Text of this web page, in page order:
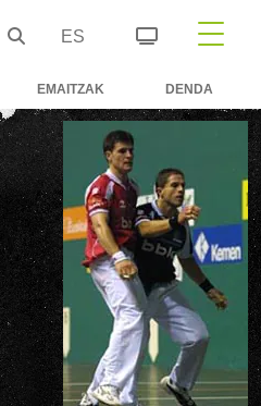
ES
EMAITZAK DENDA